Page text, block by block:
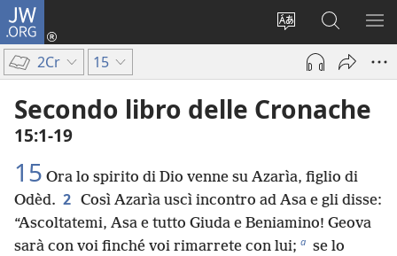
JW.ORG
Modificare
lingua
sito
Accedi
(apre
finestra)
Cerca
JW.ORG
2Cr 15
Secondo libro delle Cronache
15:1-19
15 Ora lo spirito di Dio venne su Azarìa, figlio di
Odèd. 2 Così Azarìa uscì incontro ad Asa e gli disse:
“Ascoltatemi, Asa e tutto Giuda e Beniamino! Geova
sarà con voi finché voi rimarrete con lui; a se lo